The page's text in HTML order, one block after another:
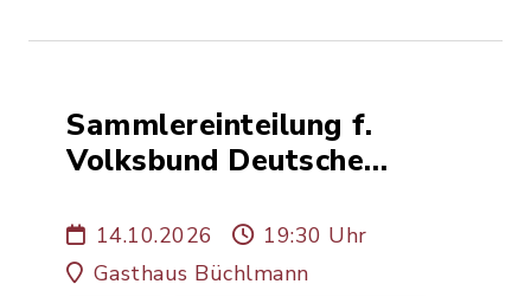
Sammlereinteilung f.
Volksbund Deutsche
14.10.2026
19:30 Uhr
Gasthaus Büchlmann